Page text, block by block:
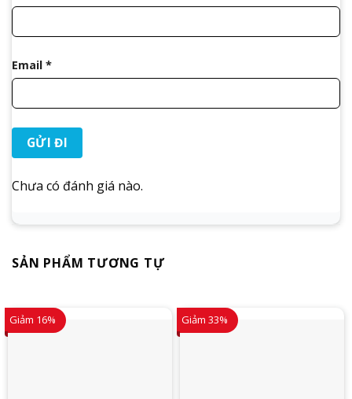
Email *
Chưa có đánh giá nào.
SẢN PHẨM TƯƠNG TỰ
Giảm 16% Giảm 33%